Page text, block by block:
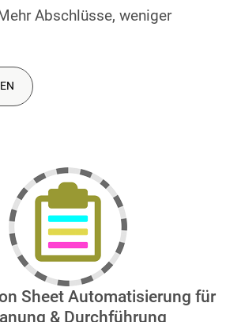
Abschlüsse, weniger
Sheet Automatisierung für
& Durchführung